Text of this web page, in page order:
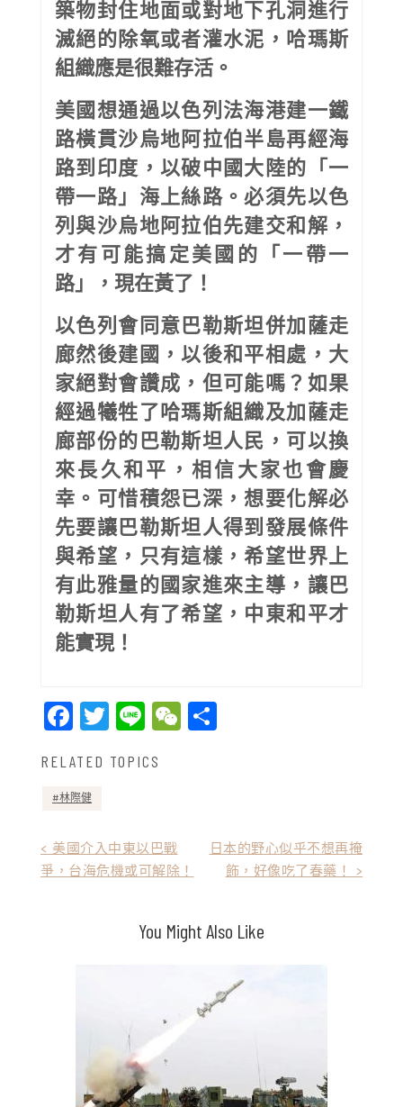
築物封住地面或對地下孔洞進行
滅絕的除氧或者灌水泥，哈瑪斯
組織應是很難存活。
美國想通過以色列法海港建一鐵
路橫貫沙烏地阿拉伯半島再經海
路到印度，以破中國大陸的「一
帶一路」海上絲路。必須先以色
列與沙烏地阿拉伯先建交和解，
才有可能搞定美國的「一帶一
路」，現在黃了！
以色列會同意巴勒斯坦併加薩走
廊然後建國，以後和平相處，大
家絕對會讚成，但可能嗎？如果
經過犧牲了哈瑪斯組織及加薩走
廊部份的巴勒斯坦人民，可以換
來長久和平，相信大家也會慶
幸。可惜積怨已深，想要化解必
先要讓巴勒斯坦人得到發展條件
與希望，只有這樣，希望世界上
有此雅量的國家進來主導，讓巴
勒斯坦人有了希望，中東和平才
能實現！
Facebook
Twitter
LineWeChat
RELATED TOPICS
林際健
< 美國介入中東以巴戰
爭，台海危機或可解除！
日本的野心似乎不想再掩
飾，好像吃了春藥！ >
You Might Also Like